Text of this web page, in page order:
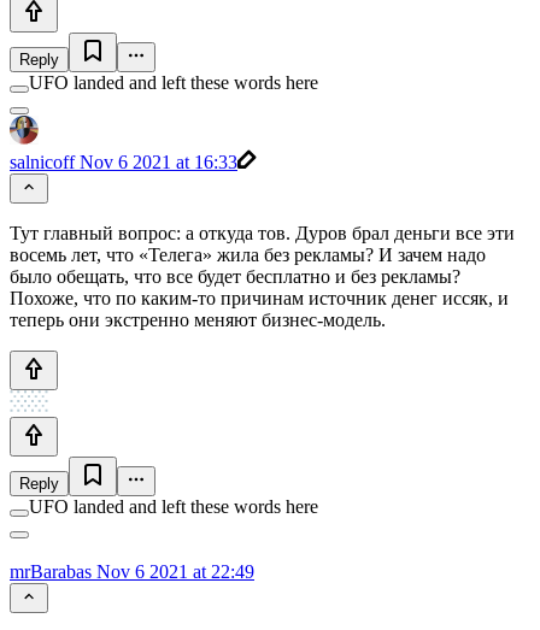
Reply
UFO landed and left these words here
salnicoffNov 6 2021 at 16:33
Тут главный вопрос: а откуда тов. Дуров брал деньги все эти
восемь лет, что «Телега» жила без рекламы? И зачем надо
было обещать, что все будет бесплатно и без рекламы?
Похоже, что по каким-то причинам источник денег иссяк, и
теперь они экстренно меняют бизнес-модель.
Reply
UFO landed and left these words here
mrBarabas Nov 6 2021 at 22:49